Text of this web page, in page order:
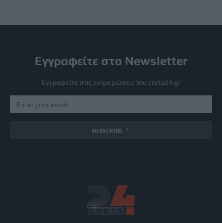
Εγγραφείτε στο Newsletter
Εγγραφείτε στις ενημερώσεις του creta24.gr
SUBSCRIBE